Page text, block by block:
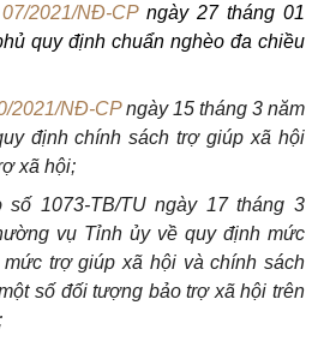
07/2021/NĐ-CPngày 27 tháng 01
quy định chuẩn nghèo đa chiều
2021/NĐ-CPngày 15 tháng 3 năm
định chính sách trợ giúp xã hội
xã hội;
số 1073-TB/TU ngày 17 tháng 3
vụ Tỉnh ủy về quy định mức
trợ giúp xã hội và chính sách
số đối tượng bảo trợ xã hội trên